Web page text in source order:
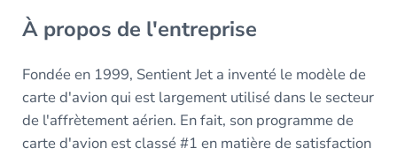
À propos de l'entreprise
Fondée en 1999, Sentient Jet a inventé le modèle de
carte d'avion qui est largement utilisé dans le secteur
de l'affrètement aérien. En fait, son programme de
carte d'avion est classé #1 en matière de satisfaction